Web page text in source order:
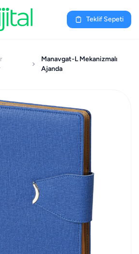
Teklif Sepeti
Manavgat-L Mekanizmalı
Ajanda